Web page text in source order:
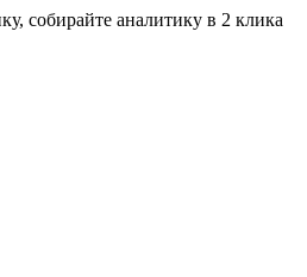
собирайте аналитику в 2 клика